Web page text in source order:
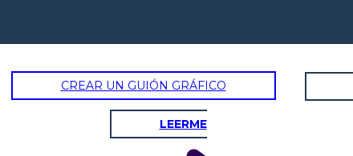
CREAR UN GUIÓN GRÁFICO
LEERME